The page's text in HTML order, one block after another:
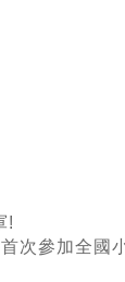
!
次參加全國